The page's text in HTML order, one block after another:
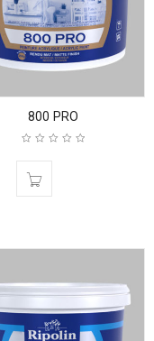
800 PRO